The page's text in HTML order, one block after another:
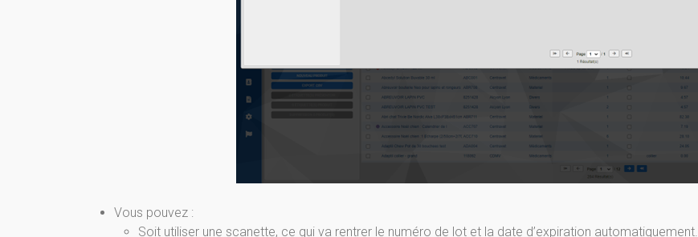
Vous pouvez :
Soit utiliser une scanette, ce qui va rentrer le numéro de lot et la date d’expiration automatiquement.